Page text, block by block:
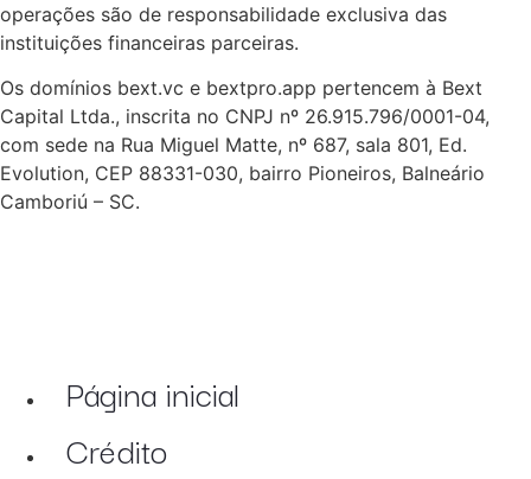
operações são de responsabilidade exclusiva das
instituições financeiras parceiras.
Os domínios bext.vc e bextpro.app pertencem à Bext
Capital Ltda., inscrita no CNPJ nº 26.915.796/0001-04,
com sede na Rua Miguel Matte, nº 687, sala 801, Ed.
Evolution, CEP 88331-030, bairro Pioneiros, Balneário
Camboriú – SC.
Página inicial
Crédito